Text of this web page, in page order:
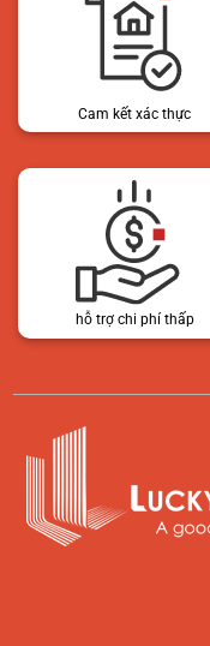
Cam kết xác thực
hỗ trợ chi phí thấp